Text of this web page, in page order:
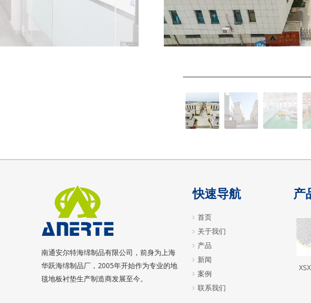
南通安尔特海绵制品有限公司，前身为上海
华跃海绵制品厂， 2005年开始作为专业的地
毯地板衬垫生产制造商发展至今。
快速导航
首页
关于我们
产品
新闻
案例
联系我们
产